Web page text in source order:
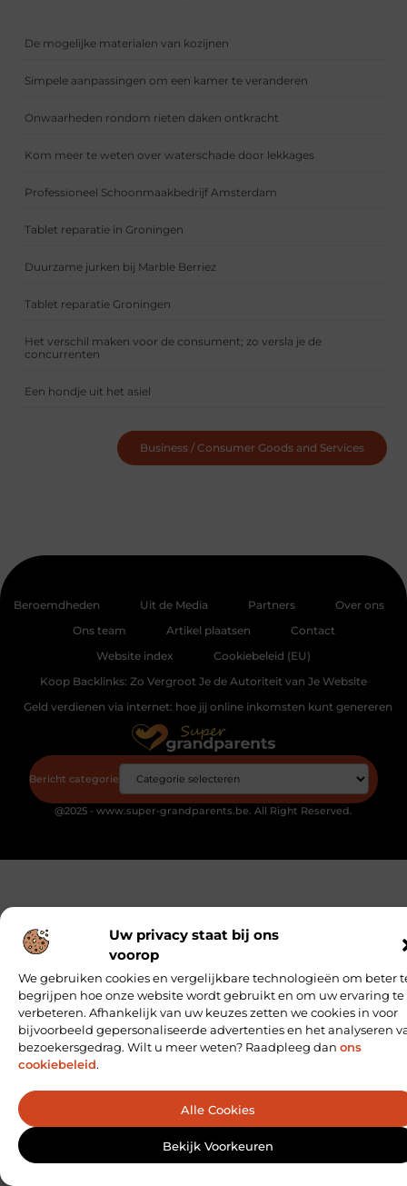
Uw privacy staat bij ons
voorop
We gebruiken cookies en vergelijkbare technologieën om beter
begrijpen hoe onze website wordt gebruikt en om uw ervaring te
verbeteren. Afhankelijk van uw keuzes zetten we cookies in voor
bijvoorbeeld gepersonaliseerde advertenties en het analyseren
bezoekersgedrag. Wilt u meer weten? Raadpleeg dan ons
cookiebeleid.
Alle Cookies
Bekijk Voorkeuren
De mogelijke materialen van kozijnen
Simpele aanpassingen om een kamer te veranderen
Onwaarheden rondom rieten daken ontkracht
Kom meer te weten over waterschade door lekkages
Professioneel Schoonmaakbedrijf Amsterdam
Tablet reparatie in Groningen
Duurzame jurken bij Marble Berriez
Tablet reparatie Groningen
Het verschil maken voor de consument; zo versla je de
concurrenten
Een hondje uit het asiel
Business / Consumer Goods and Services
Beroemdheden Uit de Media Partners
Over ons
Ons team
Artikel plaatsen
Contact
Website index
Cookiebeleid (EU)
Koop Backlinks: Zo Vergroot Je de Autoriteit van Je Website
Geld verdienen via internet: hoe jij online inkomsten kunt genereren
Bericht categorie
@2025 - www.super-grandparents.be. All Right Reserved.